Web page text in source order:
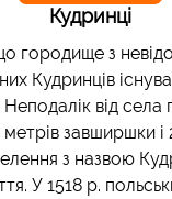
Кудринці
городище з
Кудринців
Неподалік від
метрів завширшки
з назвою
У 1518 р.